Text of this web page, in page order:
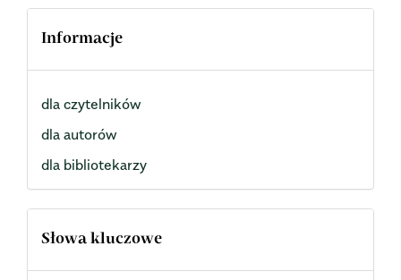
Informacje
dla czytelników
dla autorów
dla bibliotekarzy
Słowa kluczowe